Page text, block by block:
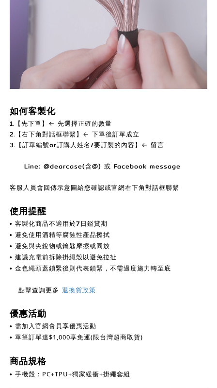
如何客製化
1.【先下單】← 先選擇正確的數量
2.【右下角對話框聯繫】← 下單後訂單成立
3.【訂單編號or訂購人姓名/要訂製的內容】← 留言
Line: @dearcase(含@) 或 Facebook message
客服人員會回傳示意圖給您確認或官網右下角對話框聯繫
使用提醒
• 客製化商品不適用於7日鑑賞期
• 避免使用酒精等腐蝕性產品擦拭
• 避免與尖銳物或鑰匙摩擦或同放
• 建議充電前拆除掛繩殼以避免拉扯
• 金色繩頭蓋鎖緊後則代表鎖緊，不需過度施力轉至底
點擊查詢更多 退換貨政策
優惠活動
• 需加入官網會員享優惠活動
• 單筆訂單達$1,000享免運(限台灣超商取貨)
商品規格
• 手機殼：PC+TPU+獨家緩衝+掛繩套組